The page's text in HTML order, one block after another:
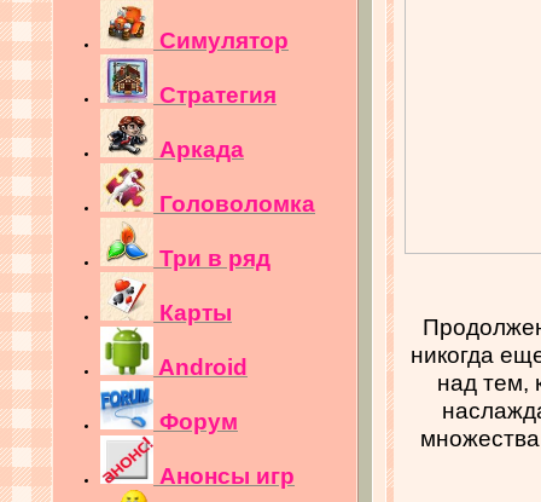
Симулятор
Стратегия
Аркада
Головоломка
Три в ряд
Карты
Android
Форум
Анонсы игр
никогда
над тем,